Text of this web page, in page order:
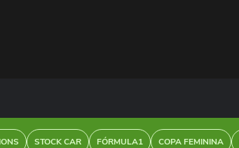
STOCK CAR FÓRMULA1 COPA FEMININA